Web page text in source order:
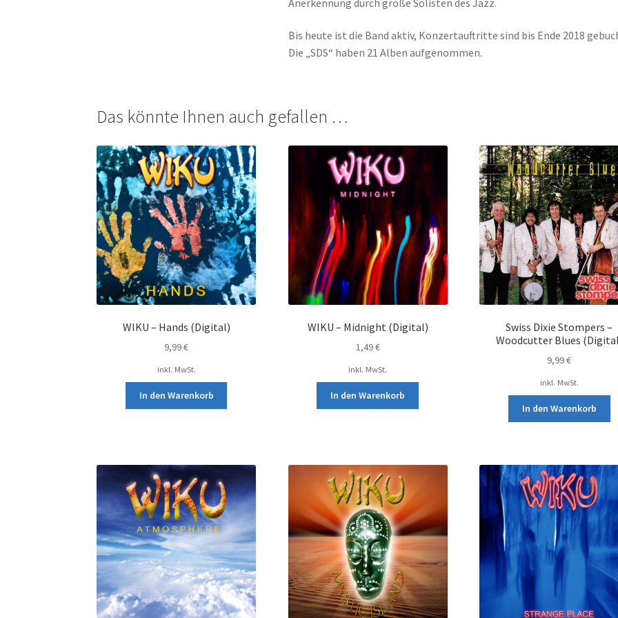
Bis heute ist die Band aktiv, Konzertauftritte sind bis Ende 2018
Die „SDS“ haben 21 Alben aufgenommen.
Das könnte Ihnen auch gefallen …
WIKU – Hands (Digital)
9,99€
inkl. MwSt.
In den Warenkorb
WIKU – Midnight (Digital)
1,49€
inkl. MwSt.
In den Warenkorb
Swiss Dixie Stompers –
Woodcutter Blues
9,99€
inkl. MwSt.
In den Warenkorb